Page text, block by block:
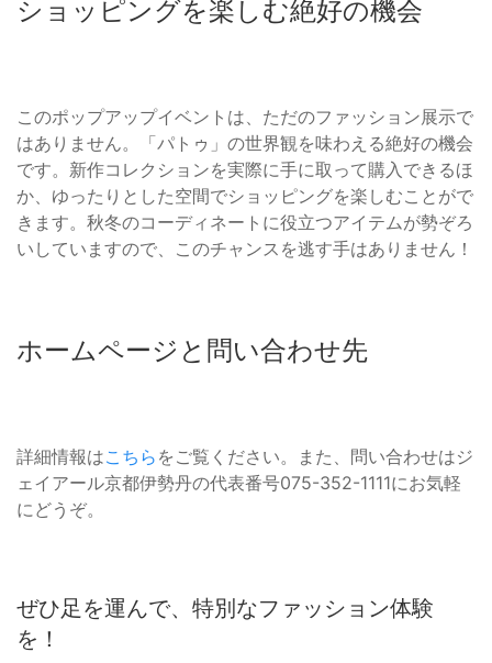
ショッピングを楽しむ絶好の機会
このポップアップイベントは、ただのファッション展示で
はありません。「パトゥ」の世界観を味わえる絶好の機会
です。新作コレクションを実際に手に取って購入できるほ
か、ゆったりとした空間でショッピングを楽しむことがで
きます。秋冬のコーディネートに役立つアイテムが勢ぞろ
いしていますので、このチャンスを逃す手はありません！
ホームページと問い合わせ先
詳細情報はこちら をご覧ください。また、問い合わせはジ
ェイアール京都伊勢丹の代表番号075-352-1111にお気軽
にどうぞ。
ぜひ足を運んで、特別なファッション体験
を！